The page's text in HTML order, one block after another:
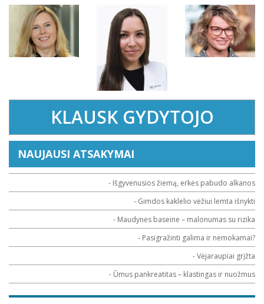
KLAUSK GYDYTOJO
NAUJAUSI ATSAKYMAI
- Išgyvenusios žiemą, erkės pabudo alkanos
- Gimdos kaklelio vėžiui lemta išnykti
- Maudynės baseine – malonumas su rizika
- Pasigražinti galima ir nemokamai?
- Vėjaraupiai grįžta
- Ūmus pankreatitas – klastingas ir nuožmus